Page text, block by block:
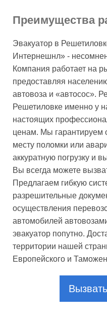
Преимущества
Эвакуатор в
Интернешнл» -
Компания работает на
предоставляя
автовоза и «автосос».
Решетиловке именно у
настоящих
ценам. Мы гарантируем
месту поломки или
аккуратную погрузку и
Вы всегда можете
Предлагаем гибкую
разрешительные
осуществления
автомобилей
эвакуатор попутно.
территории нашей
Европейского и